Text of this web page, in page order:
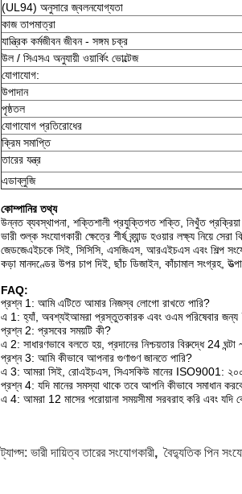
(UL94) অনুসারে জ্বলনযোগ্যতা
কাজ তাপমাত্রা
যান্ত্রিক কর্মজীবন জীবন - সঙ্গম চক্র
উল / সিএসএ অনুযায়ী ওয়ার্কিং ভোল্টেজ
যোগাযোগ:
উপাদান
পৃষ্ঠতল
যোগাযোগ প্রতিরোধের
ক্রিম সমাপ্তি
তারের যন্ত্র
এডাব্লুজি
কোম্পানির তথ্য
উন্নত ব্যবস্থাপনা, শক্তিশালী প্রযুক্তিগত শক্তি, নিখুঁত
ভারী শুল্ক সংযোগকারী ক্ষেত্রে শীর্ষ ব্র্যান্ড হওয়ার লক্ষ্য নিয়ে
জেডজেএইচকে সিই, সিসিসি, এসজিএস, আরএইচএস এবং শিল্প
কড়া মানদণ্ডের উপর চাপ দিই, ছাঁচ ডিজাইন, কাঁচামাল সংগ্রহ,
FAQ:
প্রশ্ন 1: আমি এটিতে আমার নিজস্ব লোগো রাখতে পারি?
এ 1: হ্যাঁ, অবশ্যইআমরা প্রস্তুতকারক এবং ওএম পরিষেবার জন্য
প্রশ্ন 2: প্রসবের সময়টি কী?
এ 2: সাধারণভাবে বলতে হয়, প্রদানের নিশ্চয়তার বিরুদ্ধে 24
প্রশ্ন 3: আমি কীভাবে আপনার গুণাগুণ জানতে পারি?
এ 3: আমরা সিই, রোএইচএস, সিএসকিউ মানের ISO9001: ২০০ to
প্রশ্ন 4: যদি মানের সমস্যা থাকে তবে আপনি কীভাবে সমাধান
এ 4: আমরা 12 মাসের পরোয়ানা সময়সীমা সরবরাহ করি এবং
ট্যাগ্স: ভারী দায়িত্ব তারের সংযোগকারী,বৈদ্যুতিক পিন